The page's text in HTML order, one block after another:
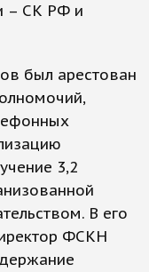
– СК РФ и
был арестован
3,2
В его
ФСКН